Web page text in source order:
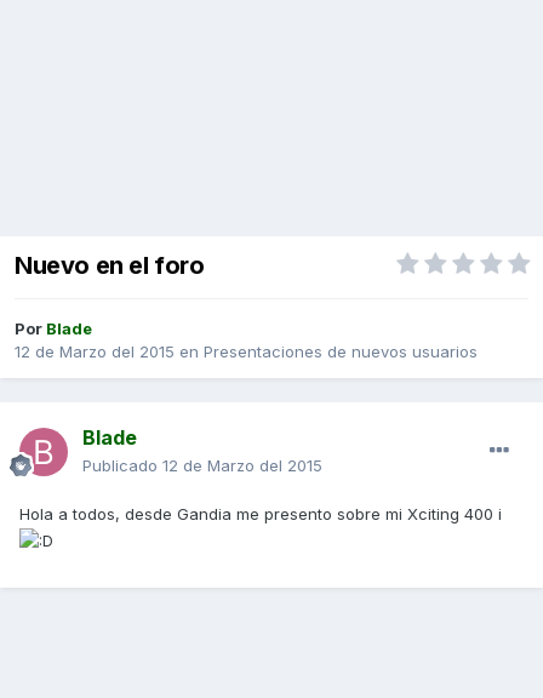
Nuevo en el foro
Por Blade
12 de Marzo del 2015 en Presentaciones de nuevos usuarios
Blade
Publicado 12 de Marzo del 2015
Hola a todos, desde Gandia me presento sobre mi Xciting 400 i